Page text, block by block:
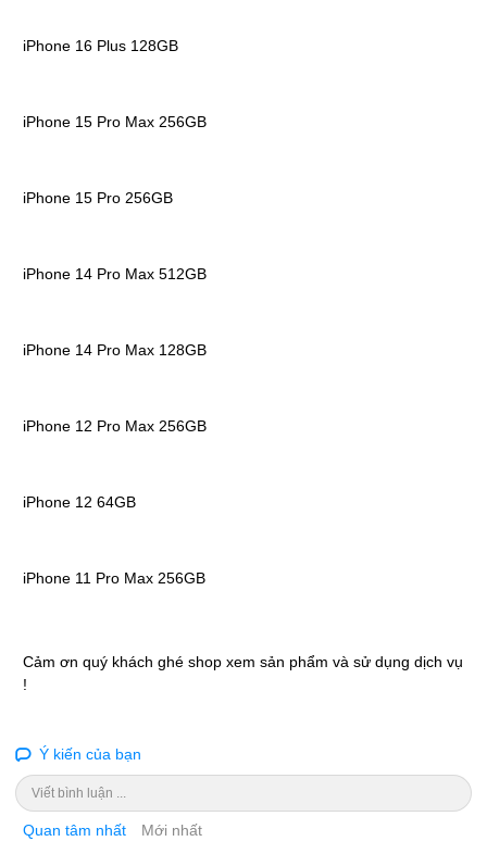
iPhone 16 Plus 128GB
iPhone 15 Pro Max 256GB
iPhone 15 Pro 256GB
iPhone 14 Pro Max 512GB
iPhone 14 Pro Max 128GB
iPhone 12 Pro Max 256GB
iPhone 12 64GB
iPhone 11 Pro Max 256GB
Cảm ơn quý khách ghé shop xem sản phẩm và sử dụng dịch vụ
!
Ý kiến của bạn
Viết bình luận ...
Quan tâm nhất Mới nhất